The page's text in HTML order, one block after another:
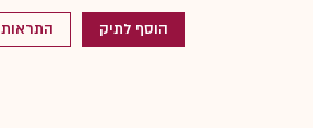
הוסף לתיק התראות